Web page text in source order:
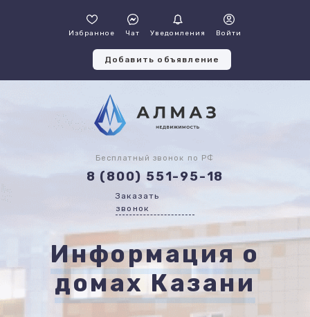
Избранное Чат Уведомления Войти
Добавить объявление
Бесплатный звонок по РФ
8 (800) 551-95-18
Заказать
звонок
Информация о
домах Казани